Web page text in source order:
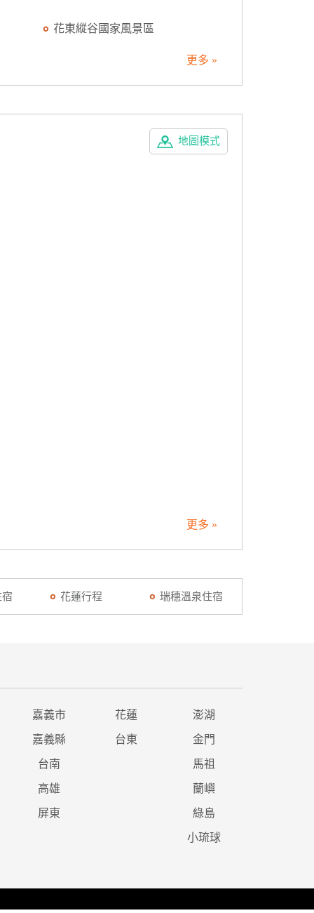
花東縱谷國家風景區
更多 »
地圖模式
更多 »
花蓮行程 瑞穗溫泉住宿
嘉義市 花蓮 澎湖
嘉義縣 台東 金門
台南 馬祖
高雄 蘭嶼
屏東 綠島
小琉球